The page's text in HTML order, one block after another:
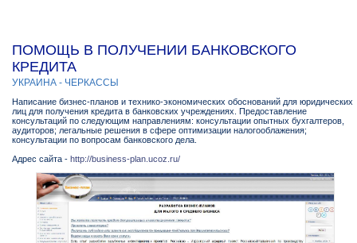
ПОМОЩЬ В ПОЛУЧЕНИИ БАНКОВСКОГО
КРЕДИТА
УКРАИНА - ЧЕРКАССЫ
Написание бизнес-планов и технико-экономических обоснований для юридических
лиц для получения кредита в банковских учреждениях. Предоставление
консультаций по следующим направлениям: консультации опытных бухгалтеров,
аудиторов; легальные решения в сфере оптимизации налогооблажения;
консультации по вопросам банковского дела.
Адрес сайта - http://business-plan.ucoz.ru/